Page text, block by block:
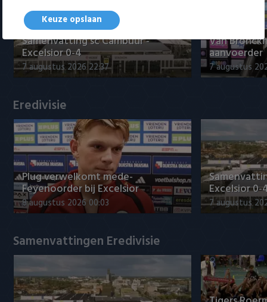
VVV Venlo
Willem II
Samenvatting sc Cambuur -
Excelsior 0-4
7 augustus 2026 22:37
Van
aanvoerder
7 augustus
Eredivisie
Plug verwelkomt mede-
Feyenoorder bij Excelsior
8 augustus 2026 00:03
Excelsior 0-
7 augustus
Samenvattingen Eredivisie
Keuze opslaan